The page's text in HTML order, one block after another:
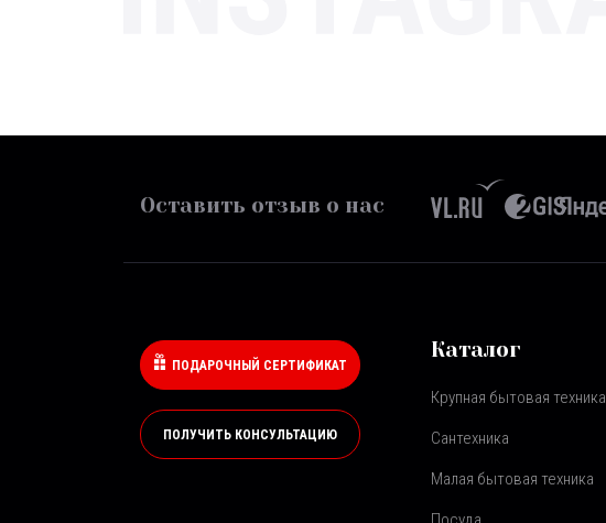
Оставить отзыв о нас
ПОДАРОЧНЫЙ СЕРТИФИКАТ
ПОЛУЧИТЬ КОНСУЛЬТАЦИЮ
Каталог
Крупная бытовая техника
Сантехника
Малая бытовая техника